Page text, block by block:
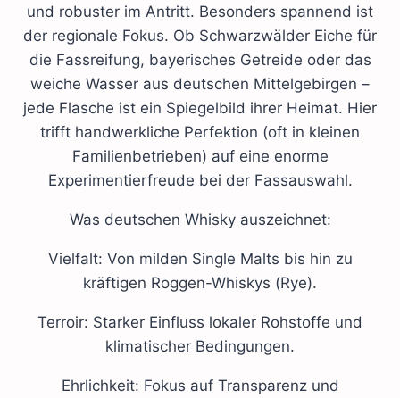
und robuster im Antritt. Besonders spannend ist
der regionale Fokus. Ob Schwarzwälder Eiche für
die Fassreifung, bayerisches Getreide oder das
weiche Wasser aus deutschen Mittelgebirgen –
jede Flasche ist ein Spiegelbild ihrer Heimat. Hier
trifft handwerkliche Perfektion (oft in kleinen
Familienbetrieben) auf eine enorme
Experimentierfreude bei der Fassauswahl.
Was deutschen Whisky auszeichnet:
Vielfalt: Von milden Single Malts bis hin zu
kräftigen Roggen-Whiskys (Rye).
Terroir: Starker Einfluss lokaler Rohstoffe und
klimatischer Bedingungen.
Ehrlichkeit: Fokus auf Transparenz und